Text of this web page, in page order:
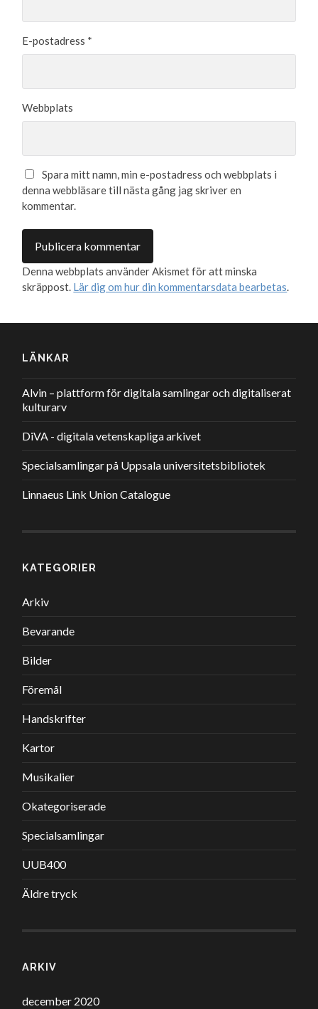
E-postadress *
Webbplats
Spara mitt namn, min e-postadress och webbplats i
denna webbläsare till nästa gång jag skriver en
kommentar.
Denna webbplats använder Akismet för att minska
skräppost. Lär dig om hur din kommentarsdata bearbetas.
LÄNKAR
Alvin – plattform för digitala samlingar och digitaliserat
kulturarv
DiVA - digitala vetenskapliga arkivet
Specialsamlingar på Uppsala universitetsbibliotek
Linnaeus Link Union Catalogue
KATEGORIER
Arkiv
Bevarande
Bilder
Föremål
Handskrifter
Kartor
Musikalier
Okategoriserade
Specialsamlingar
UUB400
Äldre tryck
ARKIV
december 2020